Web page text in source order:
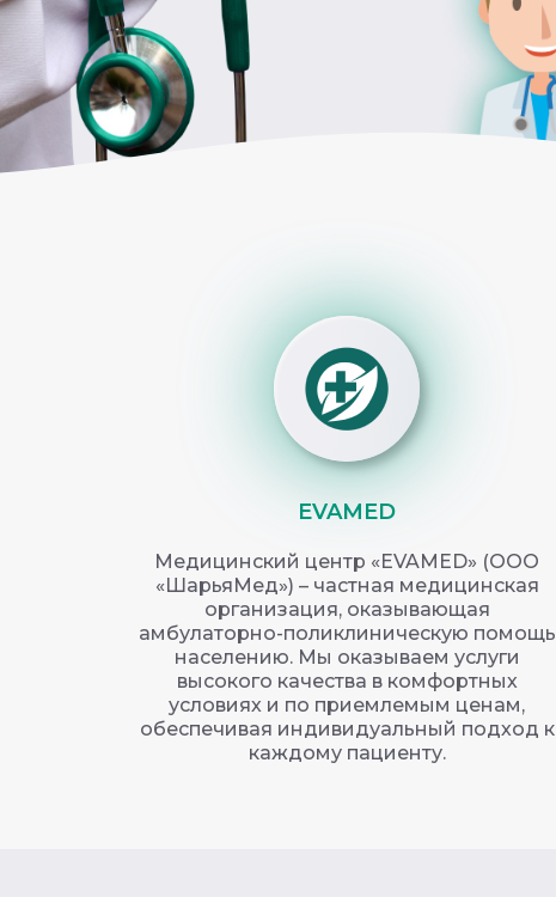
EVAMED
Медицинский центр «EVAMED» (ООО
«ШарьяМед») – частная медицинская
организация, оказывающая
амбулаторно-поликлиническую помощь
населению. Мы оказываем услуги
высокого качества в комфортных
условиях и по приемлемым ценам,
обеспечивая индивидуальный подход к
каждому пациенту.